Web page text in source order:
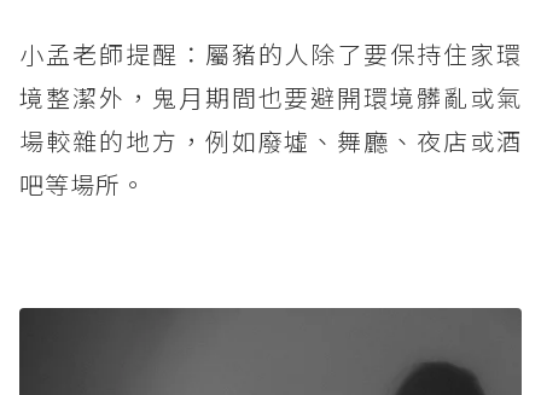
小孟老師提醒：屬豬的人除了要保持住家環
境整潔外，鬼月期間也要避開環境髒亂或氣
場較雜的地方，例如廢墟、舞廳、夜店或酒
吧等場所。